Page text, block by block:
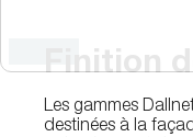
Finition
Les gammes
destinées à la